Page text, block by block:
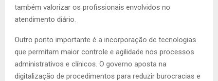
também valorizar os profissionais envolvidos no
atendimento diário.
Outro ponto importante é a incorporação de tecnologias
que permitam maior controle e agilidade nos processos
administrativos e clínicos. O governo aposta na
digitalização de procedimentos para reduzir burocracias e